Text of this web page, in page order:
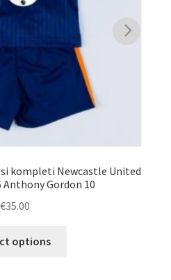
kompleti Newcastle United
Gordon 10
€35.00
options